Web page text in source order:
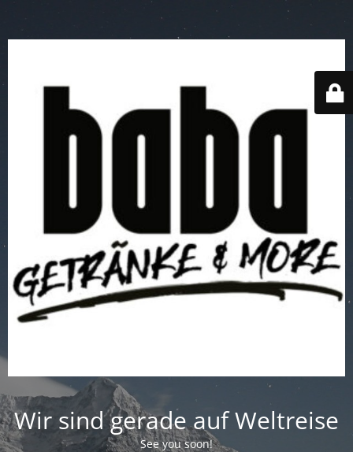
Wir sind gerade auf Weltreise
See you soon!